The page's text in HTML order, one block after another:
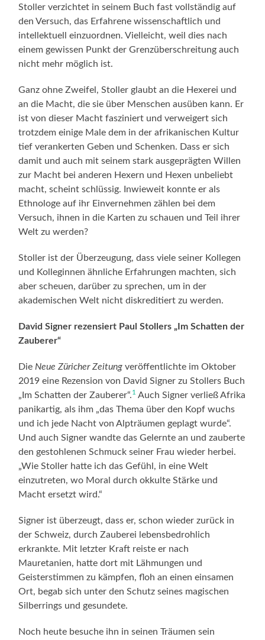
Stoller verzichtet in seinem Buch fast vollständig auf
den Versuch, das Erfahrene wissenschaftlich und
intellektuell einzuordnen. Vielleicht, weil dies nach
einem gewissen Punkt der Grenzüberschreitung auch
nicht mehr möglich ist.
Ganz ohne Zweifel, Stoller glaubt an die Hexerei und
an die Macht, die sie über Menschen ausüben kann. Er
ist von dieser Macht fasziniert und verweigert sich
trotzdem einige Male dem in der afrikanischen Kultur
tief verankerten Geben und Schenken. Dass er sich
damit und auch mit seinem stark ausgeprägten Willen
zur Macht bei anderen Hexern und Hexen unbeliebt
macht, scheint schlüssig. Inwieweit konnte er als
Ethnologe auf ihr Einvernehmen zählen bei dem
Versuch, ihnen in die Karten zu schauen und Teil ihrer
Welt zu werden?
Stoller ist der Überzeugung, dass viele seiner Kollegen
und Kolleginnen ähnliche Erfahrungen machten, sich
aber scheuen, darüber zu sprechen, um in der
akademischen Welt nicht diskreditiert zu werden.
David Signer rezensiert Paul Stollers „Im Schatten der
Zauberer“
Die Neue Züricher Zeitung veröffentlichte im Oktober
2019 eine Rezension von David Signer zu Stollers Buch
„Im Schatten der Zauberer“.1 Auch Signer verließ Afrika
panikartig, als ihm „das Thema über den Kopf wuchs
und ich jede Nacht von Alpträumen geplagt wurde“.
Und auch Signer wandte das Gelernte an und zauberte
den gestohlenen Schmuck seiner Frau wieder herbei.
„Wie Stoller hatte ich das Gefühl, in eine Welt
einzutreten, wo Moral durch okkulte Stärke und
Macht ersetzt wird.“
Signer ist überzeugt, dass er, schon wieder zurück in
der Schweiz, durch Zauberei lebensbedrohlich
erkrankte. Mit letzter Kraft reiste er nach
Mauretanien, hatte dort mit Lähmungen und
Geisterstimmen zu kämpfen, floh an einen einsamen
Ort, begab sich unter den Schutz seines magischen
Silberrings und gesundete.
Noch heute besuche ihn in seinen Träumen sein